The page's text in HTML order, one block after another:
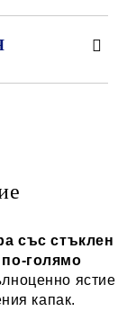
със стъклен
по-голямо
ястие
капак.